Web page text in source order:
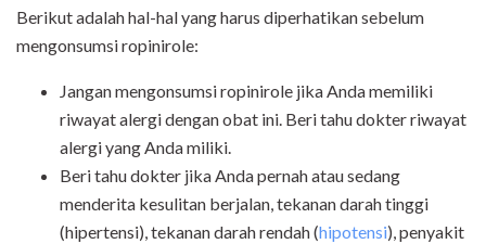
Berikut adalah hal-hal yang harus diperhatikan sebelum
mengonsumsi ropinirole:
Jangan mengonsumsi ropinirole jika Anda memiliki
riwayat alergi dengan obat ini. Beri tahu dokter riwayat
alergi yang Anda miliki.
Beri tahu dokter jika Anda pernah atau sedang
menderita kesulitan berjalan, tekanan darah tinggi
(hipertensi), tekanan darah rendah (hipotensi), penyakit